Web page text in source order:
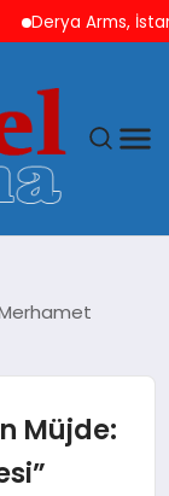
Arms, İstanbul
Müjde: